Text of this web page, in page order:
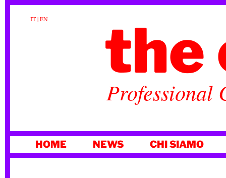
IT|EN the
Professional
AL
HOME NEWS CHI SIAMO